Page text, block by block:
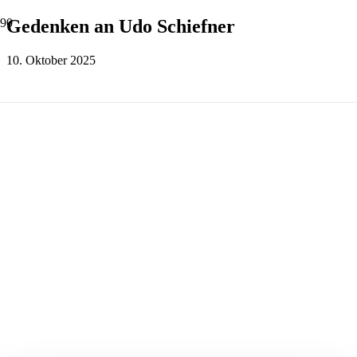
Gedenken an Udo Schiefner
10. Oktober 2025